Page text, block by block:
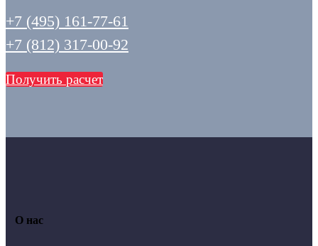
+7 (495) 161-77-61
+7 (812) 317-00-92
Получить расчет
О нас